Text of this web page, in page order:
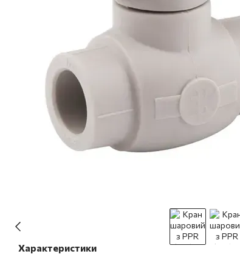
Характеристики